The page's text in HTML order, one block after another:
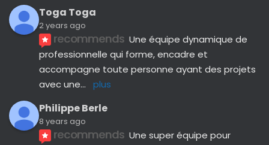
Toga Toga
2 years ago
recommends Une équipe dynamique de
professionnelle qui forme, encadre et
accompagne toute personne ayant des projets
avec une... plus
Philippe Berle
8 years ago
recommends Une super équipe pour